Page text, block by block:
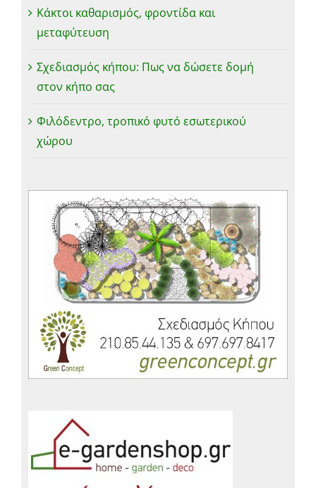
Κάκτοι καθαρισμός, φροντίδα και
μεταφύτευση
Σχεδιασμός κήπου: Πως να δώσετε δομή
στον κήπο σας
Φιλόδεντρο, τροπικό φυτό εσωτερικού
χώρου